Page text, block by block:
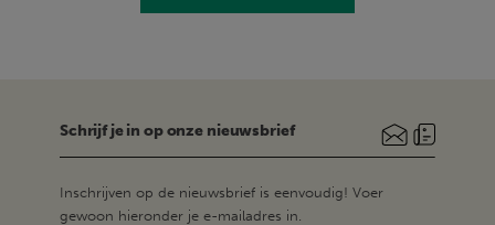
Schrijf je in op onze nieuwsbrief
Inschrijven op de nieuwsbrief is eenvoudig! Voer
gewoon hieronder je e-mailadres in.